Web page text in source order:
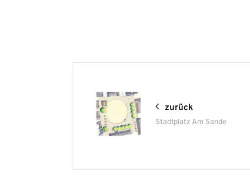
zurück
Stadtplatz Am Sande